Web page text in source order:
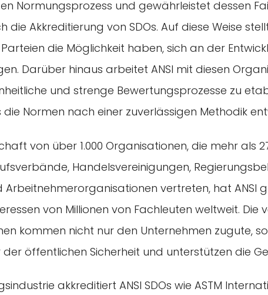
Normungsprozess und gewährleistet dessen
die Akkreditierung von SDOs. Auf diese Weise
die Möglichkeit haben, sich an der
Darüber hinaus arbeitet ANSI mit diesen
und strenge Bewertungsprozesse zu
die Normen nach einer zuverlässigen Methodik
von über 1.000 Organisationen, die mehr als
Handelsvereinigungen,
vertreten, hat ANSI
von Millionen von Fachleuten weltweit. Die
kommen nicht nur den Unternehmen zugute,
öffentlichen Sicherheit und unterstützen die
akkreditiert ANSI SDOs wie ASTM